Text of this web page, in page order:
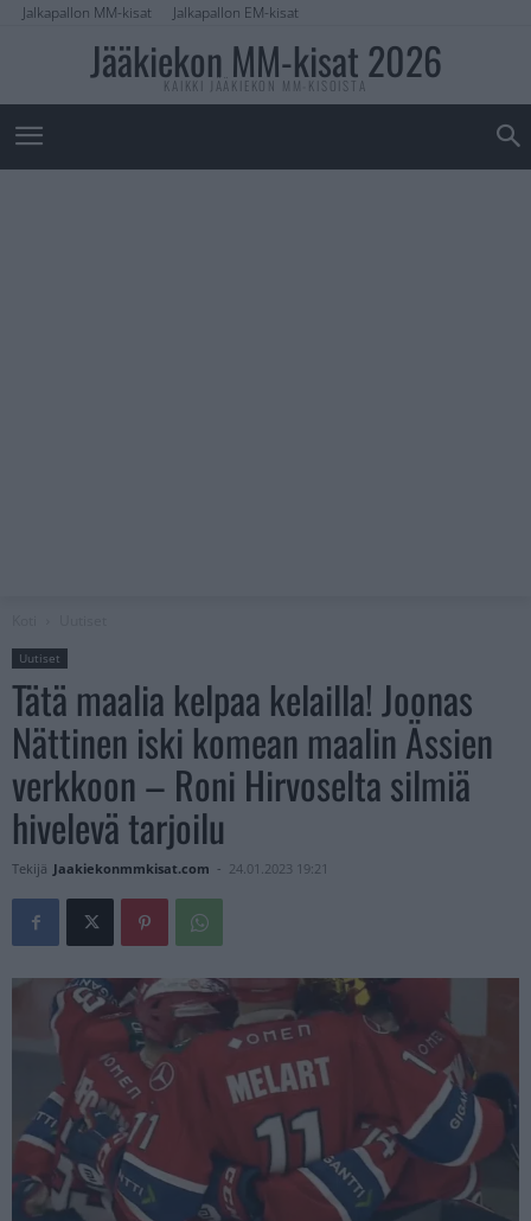
Jalkapallon MM-kisat Jalkapallon EM-kisat
Jääkiekon MM-kisat 2026
KAIKKI JÄÄKIEKON MM-KISOISTA
Uutiset
Tätä maalia kelpaa kelailla! Joonas
Nättinen iski komean maalin Ässien
verkkoon – Roni Hirvoselta silmiä
hivelevä tarjoilu
Tekijä Jaakiekonmmkisat.com - 24.01.2023 19:21